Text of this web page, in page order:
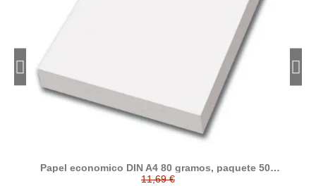
Papel economico DIN A4 80 gramos, paquete 500
folios
11,69 €